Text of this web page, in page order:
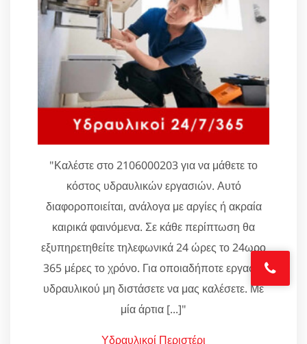
"Καλέστε στο 2106000203 για να μάθετε το
κόστος υδραυλικών εργασιών. Αυτό
διαφοροποιείται, ανάλογα με αργίες ή ακραία
καιρικά φαινόμενα. Σε κάθε περίπτωση θα
εξυπηρετηθείτε τηλεφωνικά 24 ώρες το 24ωρο
365 μέρες το χρόνο. Για οποιαδήποτε εργασία
υδραυλικού μη διστάσετε να μας καλέσετε. Με
μία άρτια [...]"
Υδραυλικοί Περιστέρι